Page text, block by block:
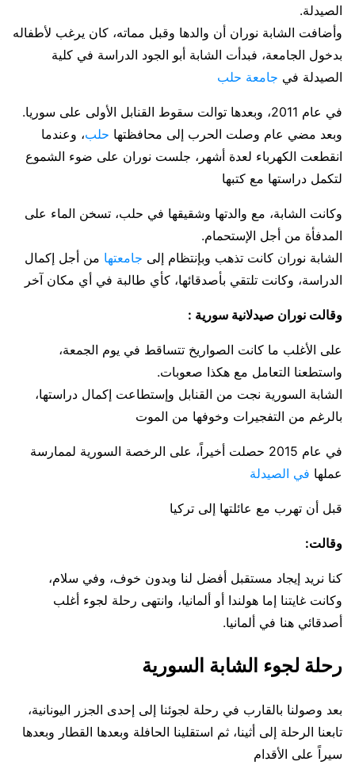
الصيدلة.
وأضافت الشابة نوران أن والدها وقبل مماته، كان يرغب لأطفاله
بدخول الجامعة، فبدأت الشابة أبو الجود الدراسة في كلية
الصيدلة في جامعة حلب
في عام 2011، وبعدها توالت سقوط القنابل الأولى على سوريا.
وبعد مضي عام وصلت الحرب إلى محافظتها حلب، وعندما
انقطعت الكهرباء لعدة أشهر، جلست نوران على ضوء الشموع
لتكمل دراستها مع كتبها
وكانت الشابة، مع والدتها وشقيقها في حلب، تسخن الماء على
المدفأة من أجل الإستحمام.
الشابة نوران كانت تذهب وبإنتظام إلى جامعتها من أجل إكمال
الدراسة، وكانت تلتقي بأصدقائها، كأي طالبة في أي مكان آخر
وقالت نوران صيدلانية سورية :
على الأغلب ما كانت الصواريخ تتساقط في يوم الجمعة،
واستطعنا التعامل مع هكذا صعوبات.
الشابة السورية نجت من القنابل وإستطاعت إكمال دراستها،
بالرغم من التفجيرات وخوفها من الموت
في عام 2015 حصلت أخيراً، على الرخصة السورية لممارسة
عملها في الصيدلة
قبل أن تهرب مع عائلتها إلى تركيا
وقالت:
كنا نريد إيجاد مستقبل أفضل لنا وبدون خوف، وفي سلام،
وكانت غايتنا إما هولندا أو ألمانيا، وانتهى رحلة لجوء أغلب
أصدقائي هنا في ألمانيا.
رحلة لجوء الشابة السورية
بعد وصولنا بالقارب في رحلة لجوئنا إلى إحدى الجزر اليونانية،
تابعنا الرحلة إلى أثينا، ثم استقلينا الحافلة وبعدها القطار وبعدها
سيراً على الأقدام